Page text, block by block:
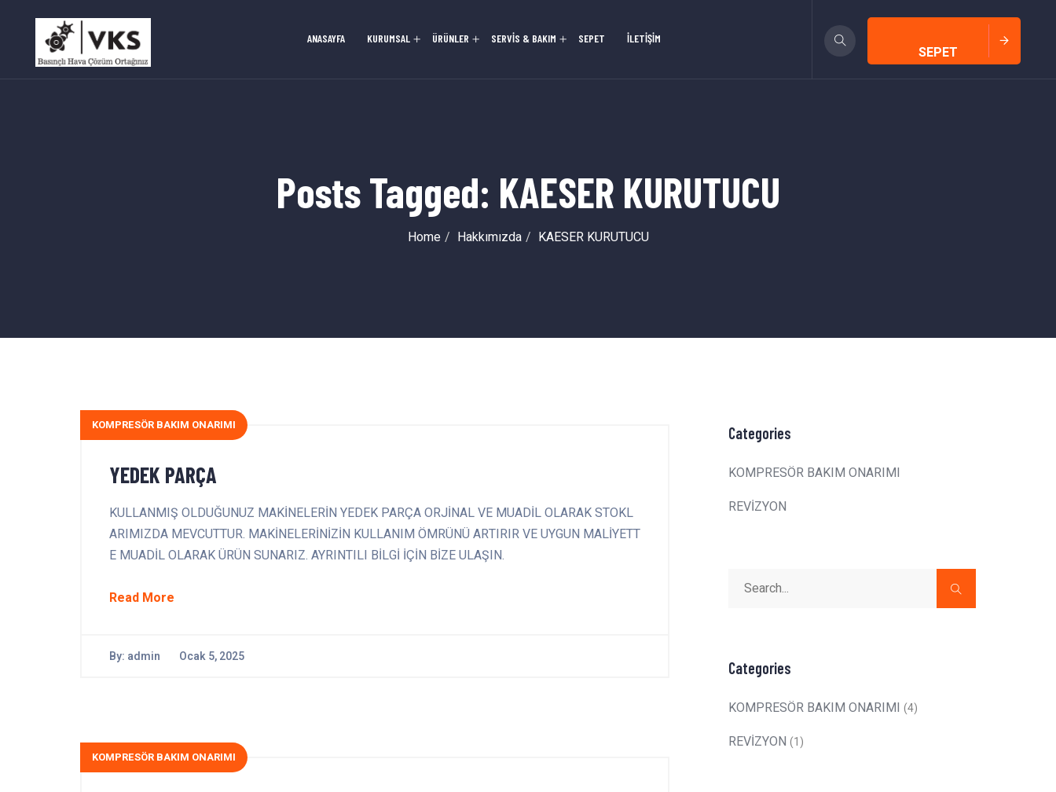
ANASAYFA KURUMSAL ÜRÜNLER SERVİS & BAKIM SEPET İLETİŞİM
SEPET
Posts Tagged: KAESER KURUTUCU
Home Hakkımızda KAESER KURUTUCU
KOMPRESÖR BAKIM ONARIMI
YEDEK PARÇA
KULLANMIŞ OLDUĞUNUZ MAKİNELERİN YEDEK PARÇA ORJİNAL VE MUADİL OLARAK STOKL
ARIMIZDA MEVCUTTUR. MAKİNELERİNİZİN KULLANIM ÖMRÜNÜ ARTIRIR VE UYGUN MALİYETT
E MUADİL OLARAK ÜRÜN SUNARIZ. AYRINTILI BİLGİ İÇİN BİZE ULAŞIN.
Read More
By: admin Ocak 5, 2025
KOMPRESÖR BAKIM ONARIMI
Categories
KOMPRESÖR BAKIM ONARIMI
REVİZYON
Categories
KOMPRESÖR BAKIM ONARIMI (4)
REVİZYON (1)